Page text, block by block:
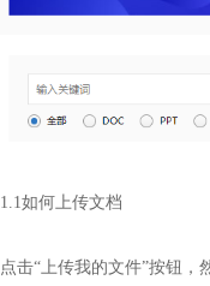
1.1如何上传文档
点击“上传我的文件”按钮